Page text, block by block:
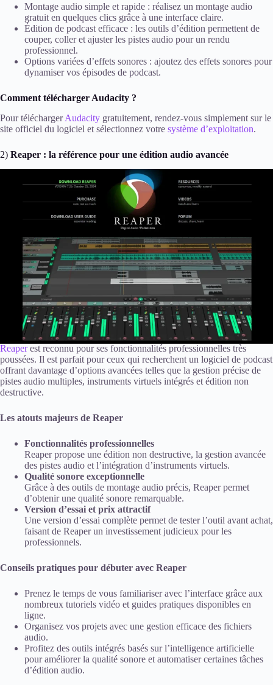
Montage audio simple et rapide : réalisez un montage audio
gratuit en quelques clics grâce à une interface claire.
Édition de podcast efficace : les outils d’édition permettent de
couper, coller et ajuster les pistes audio pour un rendu
professionnel.
Options variées d’effets sonores : ajoutez des effets sonores pour
dynamiser vos épisodes de podcast.
Comment télécharger Audacity ?
Pour téléchargerAudacity gratuitement, rendez-vous simplement sur le
site officiel du logiciel et sélectionnez votre système d’exploitation.
2) Reaper : la référence pour une édition audio avancée
Reaperest reconnu pour ses fonctionnalités professionnelles très
poussées. Il est parfait pour ceux qui recherchent un logiciel de podcast
offrant davantage d’options avancées telles que la gestion précise de
pistes audio multiples, instruments virtuels intégrés et édition non
destructive.
Les atouts majeurs de Reaper
Fonctionnalités professionnelles
Reaper propose une édition non destructive, la gestion avancée
des pistes audio et l’intégration d’instruments virtuels.
Qualité sonore exceptionnelle
Grâce à des outils de montage audio précis, Reaper permet
d’obtenir une qualité sonore remarquable.
Version d’essai et prix attractif
Une version d’essai complète permet de tester l’outil avant achat,
faisant de Reaper un investissement judicieux pour les
professionnels.
Conseils pratiques pour débuter avec Reaper
Prenez le temps de vous familiariser avec l’interface grâce aux
nombreux tutoriels vidéo et guides pratiques disponibles en
ligne.
Organisez vos projets avec une gestion efficace des fichiers
audio.
Profitez des outils intégrés basés sur l’intelligence artificielle
pour améliorer la qualité sonore et automatiser certaines tâches
d’édition audio.